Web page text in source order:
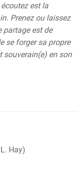
est la
Prenez ou laissez
partage est de
se forger sa propre
souverain(e) en son
Hay)